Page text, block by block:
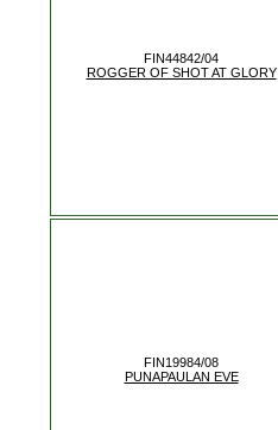
FIN44842/04
ROGGER OF SHOT AT GLORY
FIN19984/08
PUNAPAULAN EVE